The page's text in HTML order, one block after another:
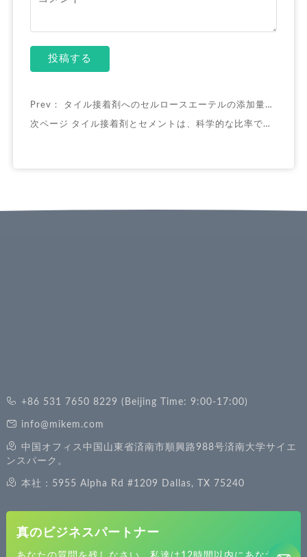
投稿する
Prev： タイル接着剤へのセルロースエーテルの添加量を正確にコントロールする方法
次ページ タイル接着剤とセメントは、科学的な比率で混合する必要があります。
+86 531 7650 8229 (Beijing Time: 9:00-17:00)
info@mikem.com
中国オフィス中国山東省済南市順興路988号済南大学サイエ
ンスパーク。
本社：5955 Alpha Rd #1209 Dallas, TX 75240
真のビジネスパートナー